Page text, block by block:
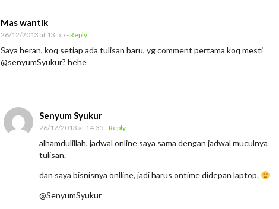
Mas wantik
26/12/2013 at 13:55 - Reply
Saya heran, koq setiap ada tulisan baru, yg comment pertama koq mesti
@senyumSyukur? hehe
Senyum Syukur
26/12/2013 at 14:35 - Reply
alhamdulillah, jadwal online saya sama dengan jadwal muculnya
tulisan.
dan saya bisnisnya onlline, jadi harus ontime didepan laptop.
@SenyumSyukur